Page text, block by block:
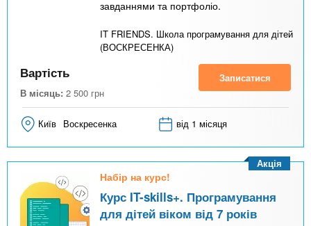
завданнями та портфоліо.
IT FRIENDS. Школа програмування для дітей
(ВОСКРЕСЕНКА)
Вартість
В місяць: 2 500 грн
Записатися
Київ Воскресенка від 1 місяця
Набір на курс!
Курс IT-skills+. Програмування
для дітей віком від 7 років
Акція